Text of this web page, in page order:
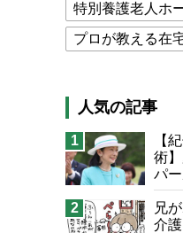
特別養護老人ホ
プロが教える在
高木ブー
ケア
猫が母になつき
息子の遠距離介
兄がボケました
予防法
人気の記事
1
【
術
パ
ぐ
け方
2
兄
介